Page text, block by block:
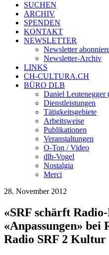
SUCHEN
ARCHIV
SPENDEN
KONTAKT
NEWSLETTER
Newsletter
Newsletter-Archiv
LINKS
CH-CULTURA.CH
BÜRO DLB
Daniel Leutenegger
Dienstleistungen
Tätigkeitsgebiete
Arbeitsweise
Publikationen
Veranstaltungen
O-Ton / Video
dlb-Vogel
Nostalgia
Merci
28. November 2012
«SRF schärft
«Anpassungen» bei
Radio SRF 2 Kultur